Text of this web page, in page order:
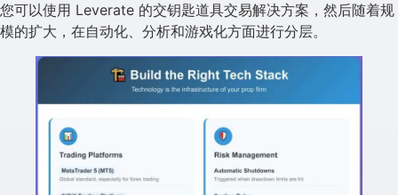
您可以使用 Leverate 的交钥匙道具交易解决方案，然后随着规
模的扩大，在自动化、分析和游戏化方面进行分层。